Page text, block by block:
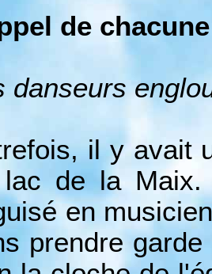
de
danseurs
il y avait
de la
en
prendre